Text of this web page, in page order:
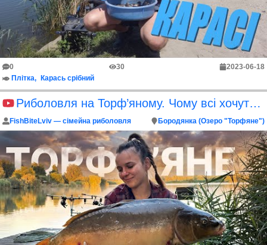
0 30
2023-06-18
Плітка
Карась срібний
Риболовля на Торф’яному. Чому всі хочуть сюди потрапити
FishBiteLviv — сімейна риболовля Бородянка (Озеро "Торфяне")